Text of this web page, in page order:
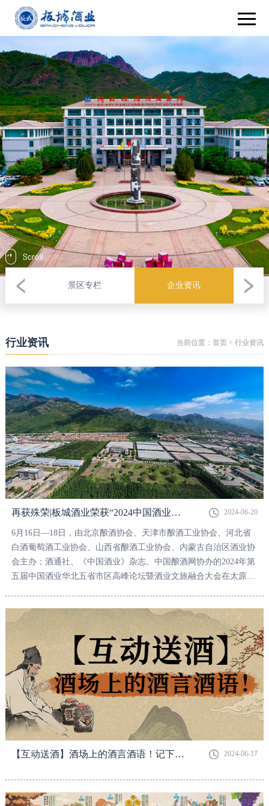
景区专栏 企业资讯
行业资讯 当前位置：首页 >行业资讯
再获殊荣|板城酒业荣获“2024中国酒业华北五省市区·酒旅融合示范基地”荣誉称号 2024-06-20
6月16日—18日，由北京酿酒协会、天津市酿酒工业协会、河北省
白酒葡萄酒工业协会、山西省酿酒工业协会、内蒙古自治区酒业协
会主办；酒通社、《中国酒业》杂志、中国酿酒网协办的2024年第
五届中国酒业华北五省市区高峰论坛暨酒业文旅融合大会在太原召
【互动送酒】酒场上的酒言酒语！记下来，下次喝酒用得上 2024-06-17